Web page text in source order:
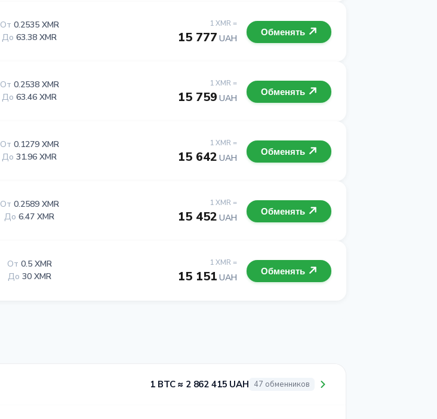
1 XMR =
15 777 UAH
От 0.2535 XMR
До 63.38 XMR Обменять
1 XMR =
15 759 UAH
От 0.2538 XMR
До 63.46 XMR Обменять
1 XMR =
15 642 UAH
От 0.1279 XMR
До 31.96 XMR Обменять
1 XMR =
15 452 UAH
От 0.2589 XMR
До 6.47 XMR Обменять
1 XMR =
15 151 UAH
От 0.5 XMR
До 30 XMR Обменять
1 BTC ≈ 2 862 415 UAH 47 обменников